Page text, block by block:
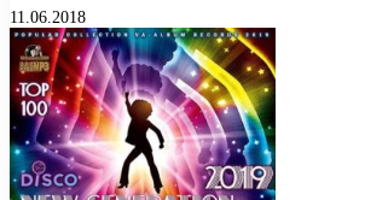
11.06.2018